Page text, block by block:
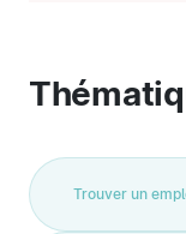
Trouver un